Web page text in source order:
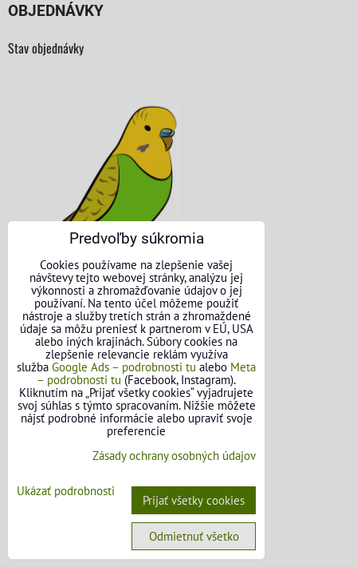
OBJEDNÁVKY
Stav objednávky
KONTAKTNÉ ÚDAJE
O nás
Kontakt
Požičovňa náradia
Názory našich zákazníkov
SLEDUJTE NÁS
Predvoľby súkromia
Cookies používame na zlepšenie vašej
návštevy tejto webovej stránky, analýzu jej
výkonnosti a zhromažďovanie údajov o jej
používaní. Na tento účel môžeme použiť
nástroje a služby tretích strán a zhromaždené
údaje sa môžu preniesť k partnerom v EÚ, USA
alebo iných krajinách. Súbory cookies na
zlepšenie relevancie reklám využíva
služba Google Ads – podrobnosti tu alebo Meta
– podrobnosti tu (Facebook, Instagram).
Kliknutím na „Prijať všetky cookies“ vyjadrujete
svoj súhlas s týmto spracovaním. Nižšie môžete
nájsť podrobné informácie alebo upraviť svoje
preferencie
Zásady ochrany osobných údajov
Ukázať podrobnosti
Prijať všetky cookies
Odmietnuť všetko